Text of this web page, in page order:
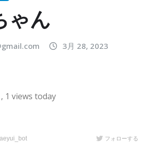
ゃん
3月 28, 2023
, 1 views today
フォローする